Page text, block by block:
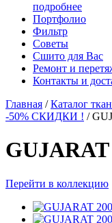
подробнее
Портфолио
Фильтр
Советы
Сшито для Вас
Ремонт и
Контакты и
Главная / Каталог
-50% СКИДКИ ! /
GUJARAT
Перейти в коллекцию